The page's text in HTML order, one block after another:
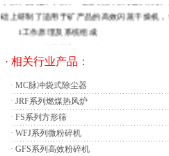
础上研制了适用于矿产品的高效闪蒸干燥机
1工作原理及系统组成
高效闪蒸干燥机是气流干燥设备的一种
干燥设备
，当时主要用于制药行业。为了拓
于当时国内市场需求不旺，因此，60年代末
1998年开始，真空冷冻
的大型真空冷冻干燥设备，主要是从国外进
方面的问题，使这类国产设备很难推广，这
作粉末干燥、烘培以及各类玻璃容器的消毒
干燥处理。双锥回转真空干燥机可以减少物
· 相关行业产品：
·MC脉冲袋式除尘器
·JRF系列燃煤热风炉
·FS系列方形筛
·WFJ系列微粉碎机
·GFS系列高效粉碎机